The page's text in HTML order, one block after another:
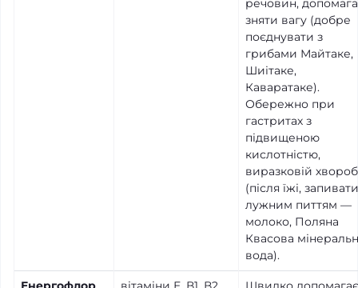
речовин,
зняти вагу (добре
поєднувати з
грибами Майтаке,
Шиітаке,
Каваратаке).
Обережно при
гастритах з
підвищеною
кислотністю,
виразковій
(після їжі, запивати
лужним питтям —
молоко, Поляна
Квасова
вода).